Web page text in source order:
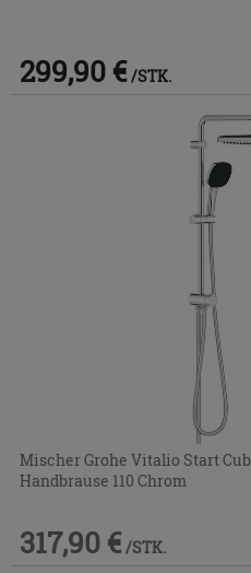
299,90 € /STK.
Mischer Grohe Vitalio Start
Handbrause 110 Chrom
317,90 € /STK.